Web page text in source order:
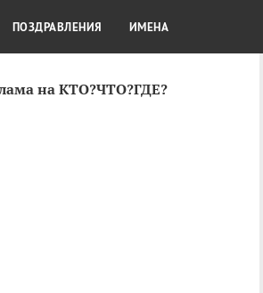
на КТО?ЧТО?ГДЕ?
КРАСОТА
ПОЗДРАВЛЕНИЯ ИМЕНА